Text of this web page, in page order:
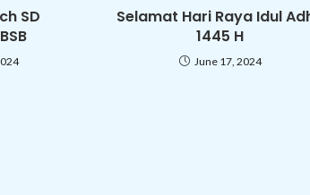
SD
Selamat Hari Raya Idul
1445 H
June 17, 2024